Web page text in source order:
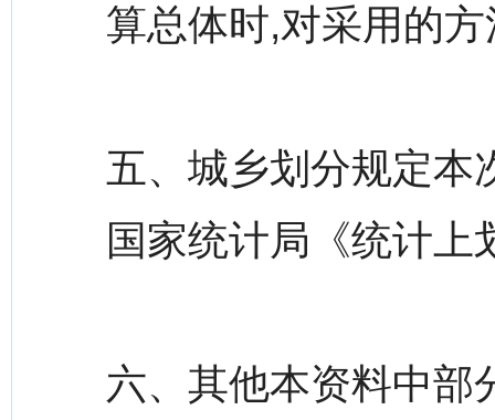
算总体时,对采用的
五、城乡划分规定本
国家统计局《统计上
六、其他本资料中部